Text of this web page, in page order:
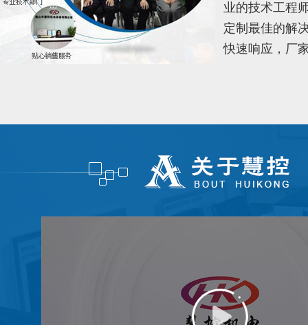
业的技术工程
定制最佳的解
快速响应，厂
FATEK永宏PLC纺织印染行业椭
...